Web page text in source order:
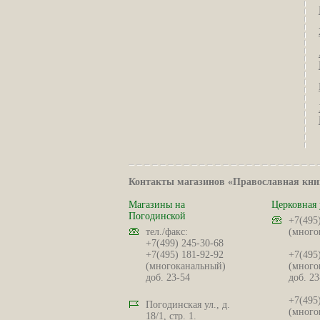
Контакты магазинов «Православная
Магазины на
Погодинской
тел./факс:
+7(499) 245-30-68
+7(495) 181-92-92
(многоканальный)
доб. 23-54
Погодинская ул., д.
18/1, стр. 1.
Церковная
доб.